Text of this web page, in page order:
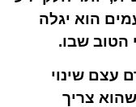
הוא יגלה
הטוב שבו.
עצם שינוי
צריך